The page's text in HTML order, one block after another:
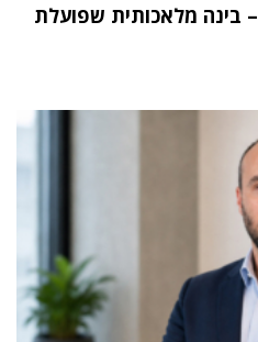
"העתיד הוא Physical AI – בינה מלאכותית שפועלת